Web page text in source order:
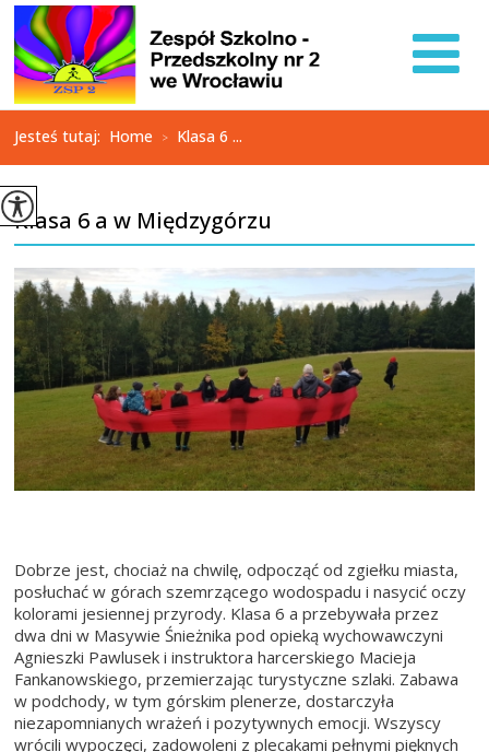
Jesteś tutaj: Home > Klasa 6 ...
Klasa 6 a w Międzygórzu
Dobrze jest, chociaż na chwilę, odpocząć od zgiełku miasta,
posłuchać w górach szemrzącego wodospadu i nasycić oczy
kolorami jesiennej przyrody. Klasa 6 a przebywała przez
dwa dni w Masywie Śnieżnika pod opieką wychowawczyni
Agnieszki Pawlusek i instruktora harcerskiego Macieja
Fankanowskiego, przemierzając turystyczne szlaki. Zabawa
w podchody, w tym górskim plenerze, dostarczyła
niezapomnianych wrażeń i pozytywnych emocji. Wszyscy
wrócili wypoczęci, zadowoleni z plecakami pełnymi pięknych